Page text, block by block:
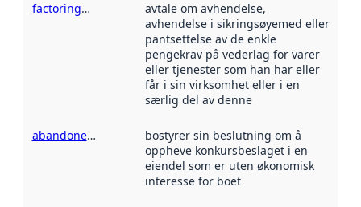
factoringavtale
avtale om avhendelse,
avhendelse i sikringsøyemed eller
pantsettelse av de enkle
pengekrav på vederlag for varer
eller tjenester som han har eller
får i sin virksomhet eller i en
særlig del av denne
abandonering
bostyrer sin beslutning om å
oppheve konkursbeslaget i en
eiendel som er uten økonomisk
interesse for boet